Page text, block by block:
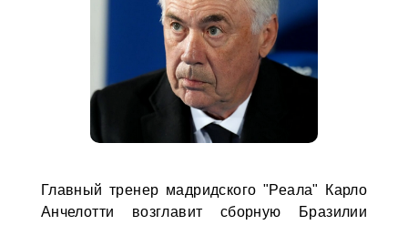
Главный тренер мадридского "Реала" Карло
Анчелотти возглавит сборную Бразилии